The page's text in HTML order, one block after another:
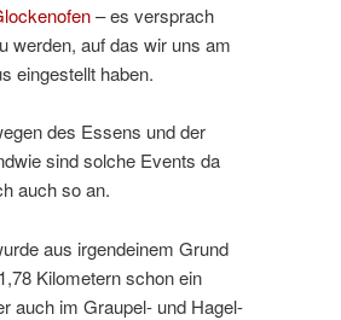
– es versprach
werden, auf das wir uns am
eingestellt haben.
des Essens und der
sind solche Events da
auch so an.
aus irgendeinem Grund
Kilometern schon ein
auch im Graupel- und Hagel-